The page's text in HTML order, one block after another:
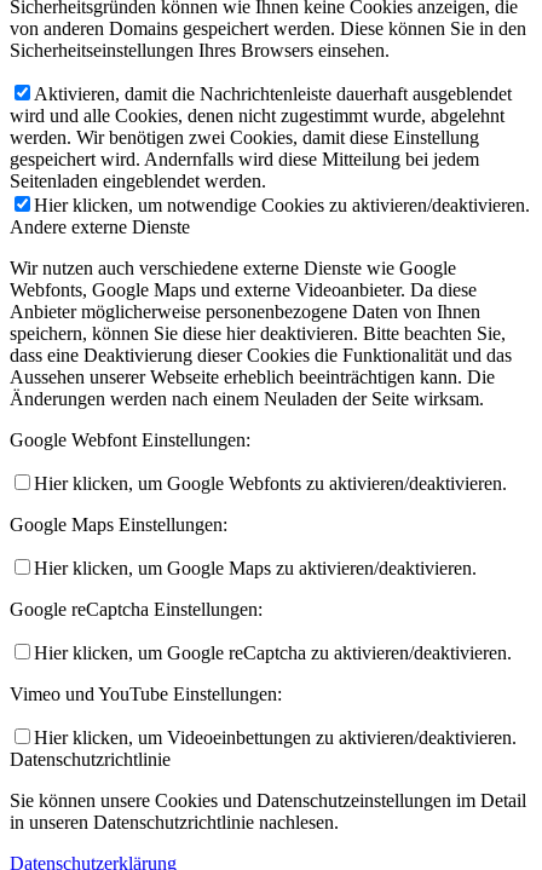
Sicherheitsgründen können wie Ihnen keine Cookies anzeigen, die
von anderen Domains gespeichert werden. Diese können Sie in den
Sicherheitseinstellungen Ihres Browsers einsehen.
Aktivieren, damit die Nachrichtenleiste dauerhaft ausgeblendet
wird und alle Cookies, denen nicht zugestimmt wurde, abgelehnt
werden. Wir benötigen zwei Cookies, damit diese Einstellung
gespeichert wird. Andernfalls wird diese Mitteilung bei jedem
Seitenladen eingeblendet werden.
Hier klicken, um notwendige Cookies zu aktivieren/deaktivieren.
Andere externe Dienste
Wir nutzen auch verschiedene externe Dienste wie Google
Webfonts, Google Maps und externe Videoanbieter. Da diese
Anbieter möglicherweise personenbezogene Daten von Ihnen
speichern, können Sie diese hier deaktivieren. Bitte beachten Sie,
dass eine Deaktivierung dieser Cookies die Funktionalität und das
Aussehen unserer Webseite erheblich beeinträchtigen kann. Die
Änderungen werden nach einem Neuladen der Seite wirksam.
Google Webfont Einstellungen:
Hier klicken, um Google Webfonts zu aktivieren/deaktivieren.
Google Maps Einstellungen:
Hier klicken, um Google Maps zu aktivieren/deaktivieren.
Google reCaptcha Einstellungen:
Hier klicken, um Google reCaptcha zu aktivieren/deaktivieren.
Vimeo und YouTube Einstellungen:
Hier klicken, um Videoeinbettungen zu aktivieren/deaktivieren.
Datenschutzrichtlinie
Sie können unsere Cookies und Datenschutzeinstellungen im Detail
in unseren Datenschutzrichtlinie nachlesen.
Datenschutzerklärung